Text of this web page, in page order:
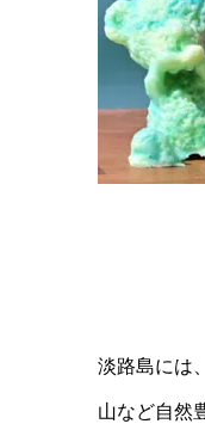
淡路島には
山など自然